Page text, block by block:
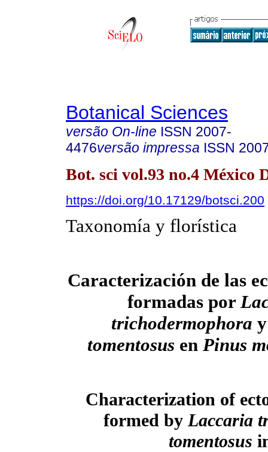
Botanical Sciences
versão On-line ISSN 2007-
4476versão impressa ISSN
Bot. sci vol.93 no.4 México
https://doi.org/10.17129/botsci.200
Taxonomía y florística
Caracterización de las
formadas por
trichodermophora
tomentosus en Pinus
Characterization of
formed byLaccaria
tomentosus